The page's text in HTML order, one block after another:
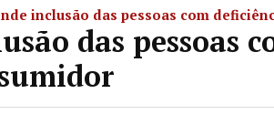
inclusão das pessoas com
das pessoas